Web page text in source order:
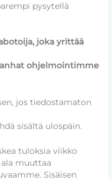
pysytellä
joka yrittää
ohjelmointimme
jos tiedostamaton
sisältä ulospäin.
tuloksia viikko
muuttaa
Sisäisen